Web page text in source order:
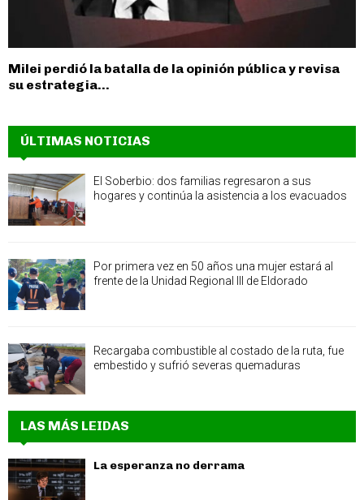
Milei perdió la batalla de la opinión pública y revisa
su estrategia...
ÚLTIMAS NOTICIAS
El Soberbio: dos familias regresaron a sus
hogares y continúa la asistencia a los evacuados
Por primera vez en 50 años una mujer estará al
frente de la Unidad Regional III de Eldorado
Recargaba combustible al costado de la ruta, fue
embestido y sufrió severas quemaduras
LAS MÁS LEIDAS
La esperanza no derrama